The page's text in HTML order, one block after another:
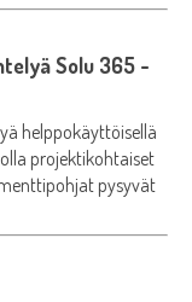
Solu 365 -
helppokäyttöisellä
projektikohtaiset
pysyvät